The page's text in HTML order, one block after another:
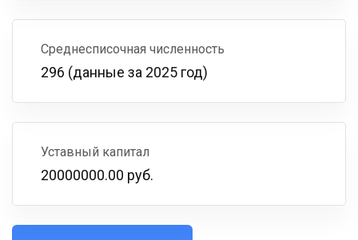
Среднесписочная численность
296 (данные за 2025 год)
Уставный капитал
20000000.00 руб.